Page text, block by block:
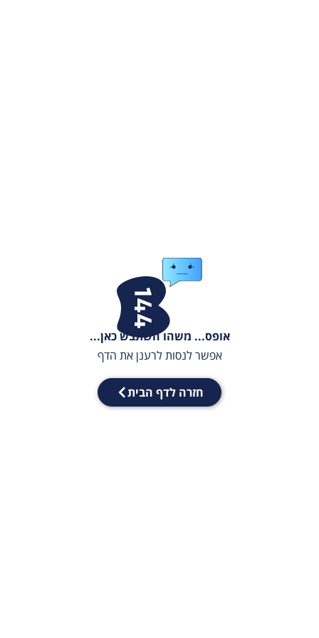
אופס... משהו השתבש כאן...
אפשר לנסות לרענן את הדף
חזרה לדף הבית